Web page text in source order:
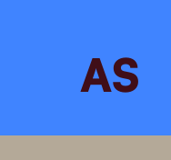
Trabalhos
Design venture
Política de
AS